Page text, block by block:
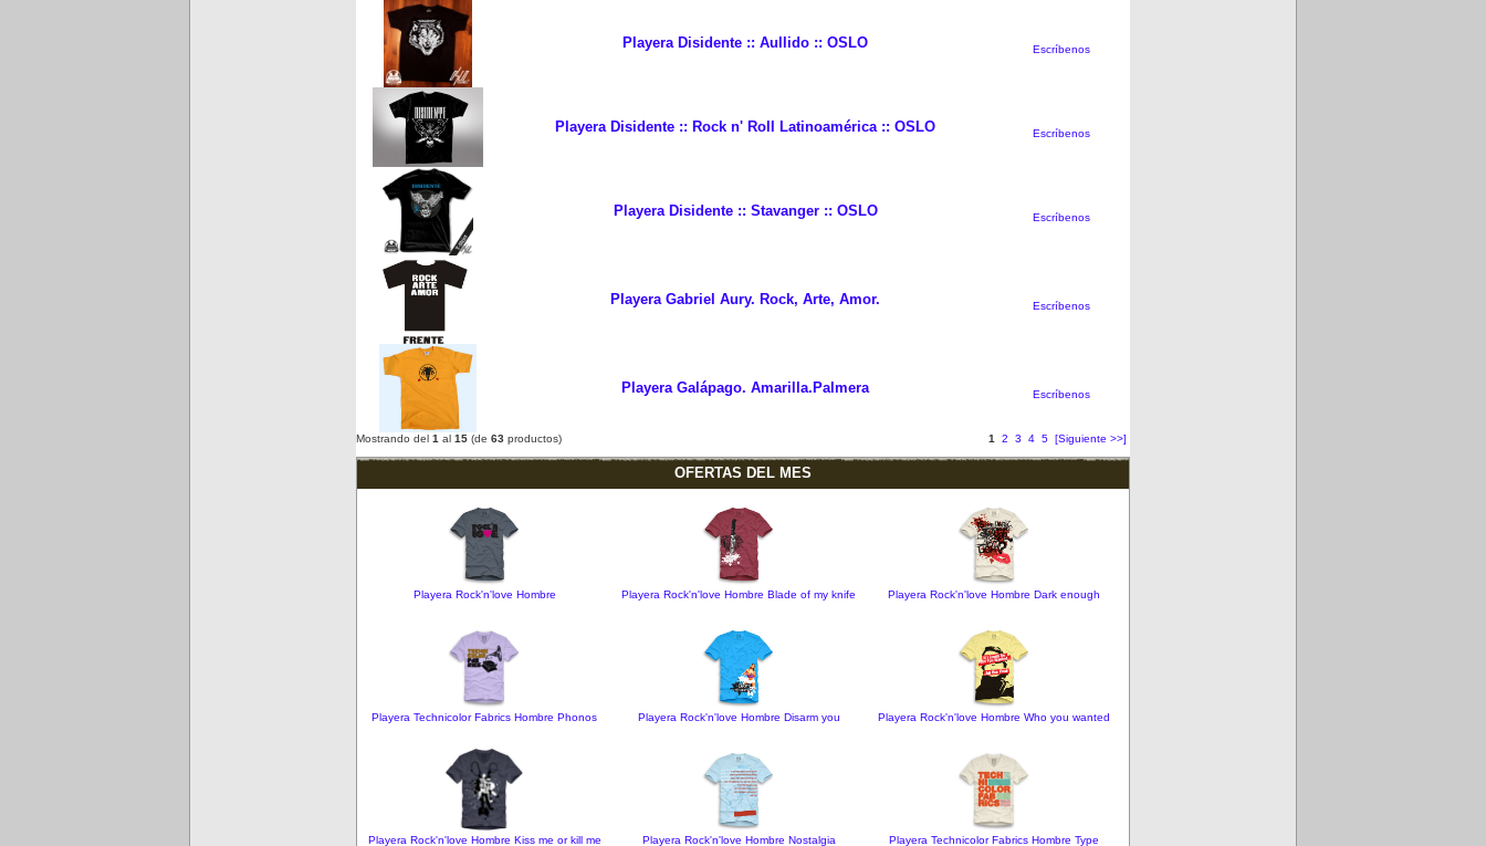
Playera Disidente :: Aullido :: OSLO Escríbenos
Playera Disidente :: Rock n' Roll Latinoamérica :: OSLO Escríbenos
Playera Disidente :: Stavanger :: OSLO Escríbenos
Playera Gabriel Aury. Rock, Arte, Amor. Escríbenos
Playera Galápago. Amarilla.Palmera Escríbenos
Mostrando del 1 al 15 (de 63 productos) 1 2 3 4 5 [Siguiente >>]
OFERTAS DEL MES
Playera Rock'n'love Hombre Playera Rock'n'love Hombre Blade of my knife Playera Rock'n'love Hombre Dark enough
Playera Technicolor Fabrics Hombre Phonos Playera Rock'n'love Hombre Disarm you Playera Rock'n'love Hombre Who you wanted
Playera Rock'n'love Hombre Kiss me or kill me Playera Rock'n'love Hombre Nostalgia Playera Technicolor Fabrics Hombre Type